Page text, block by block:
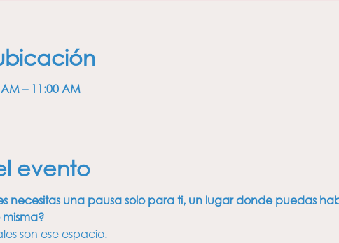
– 11:00 AM
evento
necesitas una pausa solo para ti, un lugar donde puedas
son ese espacio.